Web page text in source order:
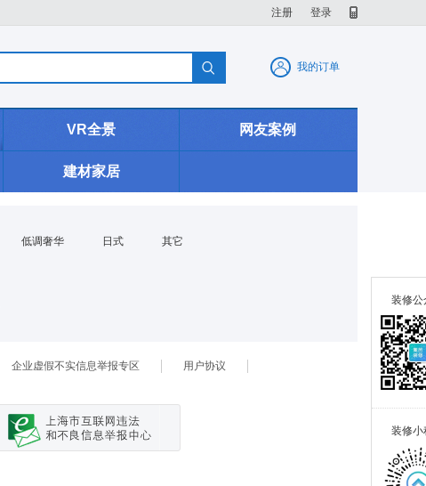
注册 登录
我的订单

VR全景 网友案例
建材家居
低调奢华 日式 其它
装修公
装修小
企业虚假不实信息举报专区
用户协议